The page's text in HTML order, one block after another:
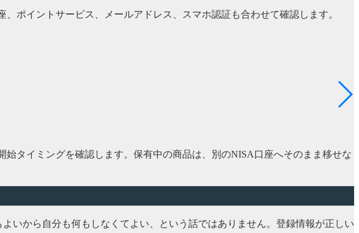
ポイントサービス、メールアドレス、スマホ認証も合わせて確認します。
タイミングを確認します。保有中の商品は、別のNISA口座へそのまま移せな
いから自分も何もしなくてよい、という話ではありません。登録情報が正しい